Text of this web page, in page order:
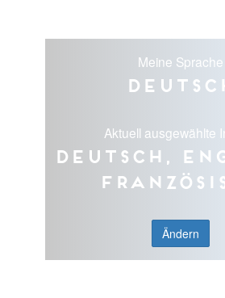
Meine Sprache
Aktuell ausgewählte
Deutsch,
Ändern